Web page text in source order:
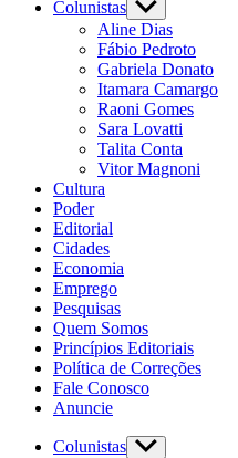
Colunistas
Aline Dias
Fábio Pedroto
Gabriela Donato
Itamara Camargo
Raoni Gomes
Sara Lovatti
Talita Conta
Vitor Magnoni
Cultura
Poder
Editorial
Cidades
Economia
Emprego
Pesquisas
Quem Somos
Princípios Editoriais
Política de Correções
Fale Conosco
Anuncie
Colunistas